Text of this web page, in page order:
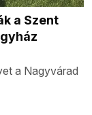
a Szent
a Nagyvárad